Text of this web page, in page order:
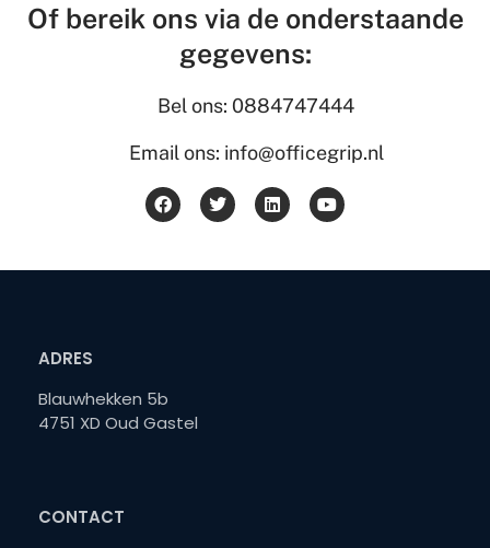
Of bereik ons via de onderstaande
gegevens:
Bel ons: 0884747444
Email ons: info@officegrip.nl
ADRES
Blauwhekken 5b
4751 XD Oud Gastel
CONTACT